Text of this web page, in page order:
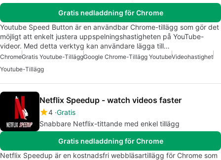
Gratis nedladdning för Chrome
Youtube Speed Button är en användbar Chrome-tillägg som gör det
möjligt att enkelt justera uppspelningshastigheten på YouTube-
videor. Med detta verktyg kan användare lägga till…
ChromeGratis Youtube-TilläggGoogle Chrome-Tillägg YoutubeVideohastighet
Youtube-Tillägg
Netflix Speedup - watch videos faster
4 Gratis
Snabbare Netflix-tittande med enkel tillägg
Gratis nedladdning för Chrome
Netflix Speedup är en kostnadsfri webbläsartillägg för Chrome som